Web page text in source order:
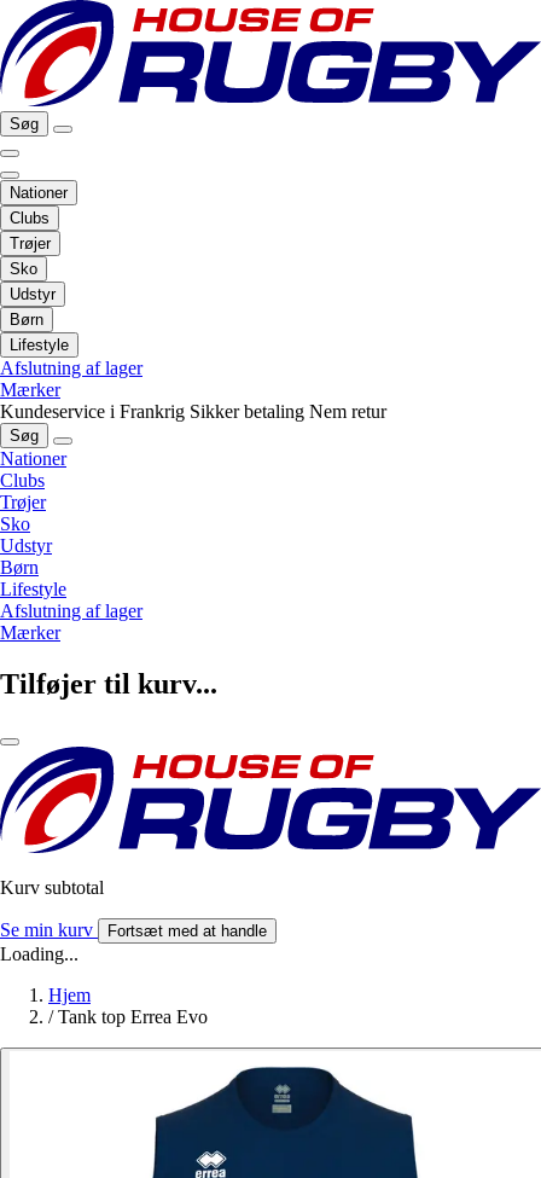
Søg
Nationer
Clubs
Trøjer
Sko
Udstyr
Børn
Lifestyle
Afslutning af lager
Mærker
Kundeservice i Frankrig Sikker betaling Nem retur
Søg
Nationer
Clubs
Trøjer
Sko
Udstyr
Børn
Lifestyle
Afslutning af lager
Mærker
Tilføjer til kurv...
Kurv subtotal
Se min kurv Fortsæt med at handle
Loading...
Hjem
/ Tank top Errea Evo